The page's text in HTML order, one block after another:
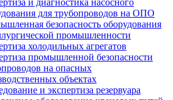
и диагностика насосного
для трубопроводов на ОПО
безопасность оборудования
промышленности
холодильных агрегатов
промышленной безопасности
на опасных
объектах
и экспертиза резервуара